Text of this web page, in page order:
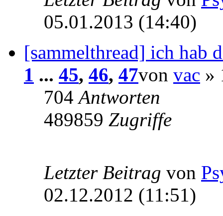
05.01.2013 (14:40)
[sammelthread] ich hab
1 ... 45, 46, 47von vac »
704Antworten
489859 Zugriffe
Letzter Beitrag von
02.12.2012 (11:51)